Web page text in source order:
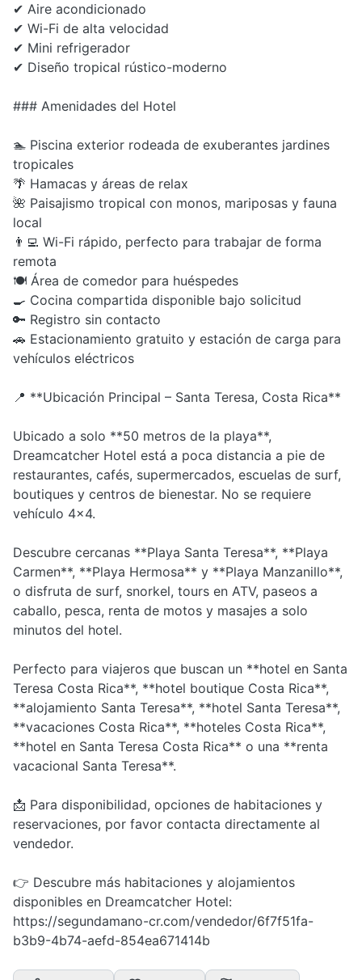
✔ Aire acondicionado
✔ Wi-Fi de alta velocidad
✔ Mini refrigerador
✔ Diseño tropical rústico-moderno
### Amenidades del Hotel
🏊 Piscina exterior rodeada de exuberantes jardines
tropicales
🌴 Hamacas y áreas de relax
🌺 Paisajismo tropical con monos, mariposas y fauna
local
👨‍💻 Wi-Fi rápido, perfecto para trabajar de forma
remota
🍽 Área de comedor para huéspedes
🍳 Cocina compartida disponible bajo solicitud
🔑 Registro sin contacto
🚗 Estacionamiento gratuito y estación de carga para
vehículos eléctricos
📍 **Ubicación Principal – Santa Teresa, Costa Rica**
Ubicado a solo **50 metros de la playa**,
Dreamcatcher Hotel está a poca distancia a pie de
restaurantes, cafés, supermercados, escuelas de surf,
boutiques y centros de bienestar. No se requiere
vehículo 4x4.
Descubre cercanas **Playa Santa Teresa**, **Playa
Carmen**, **Playa Hermosa** y **Playa Manzanillo**,
o disfruta de surf, snorkel, tours en ATV, paseos a
caballo, pesca, renta de motos y masajes a solo
minutos del hotel.
Perfecto para viajeros que buscan un **hotel en Santa
Teresa Costa Rica**, **hotel boutique Costa Rica**,
**alojamiento Santa Teresa**, **hotel Santa Teresa**,
**vacaciones Costa Rica**, **hoteles Costa Rica**,
**hotel en Santa Teresa Costa Rica** o una **renta
vacacional Santa Teresa**.
📩 Para disponibilidad, opciones de habitaciones y
reservaciones, por favor contacta directamente al
vendedor.
👉 Descubre más habitaciones y alojamientos
disponibles en Dreamcatcher Hotel:
https://segundamano-cr.com/vendedor/6f7f51fa-
b3b9-4b74-aefd-854ea671414b